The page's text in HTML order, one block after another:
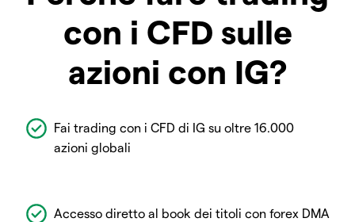
con i CFD sulle
azioni con IG?
Fai trading con i CFD di IG su oltre 16.000
azioni globali
Accesso diretto al book dei titoli con forex DMA